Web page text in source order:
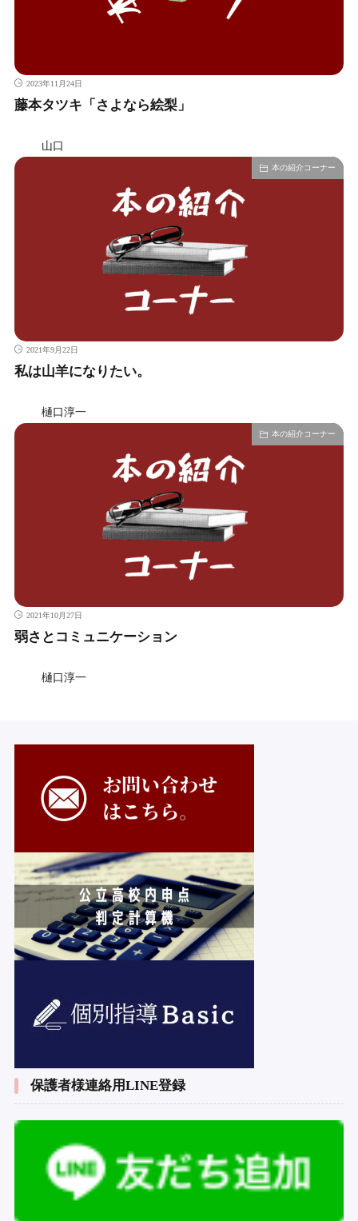
2023年11月24日
藤本タツキ「さよなら絵梨」
山口
本の紹介コーナー
2021年9月22日
私は山羊になりたい。
樋口淳一
本の紹介コーナー
2021年10月27日
弱さとコミュニケーション
樋口淳一
保護者様連絡用LINE登録